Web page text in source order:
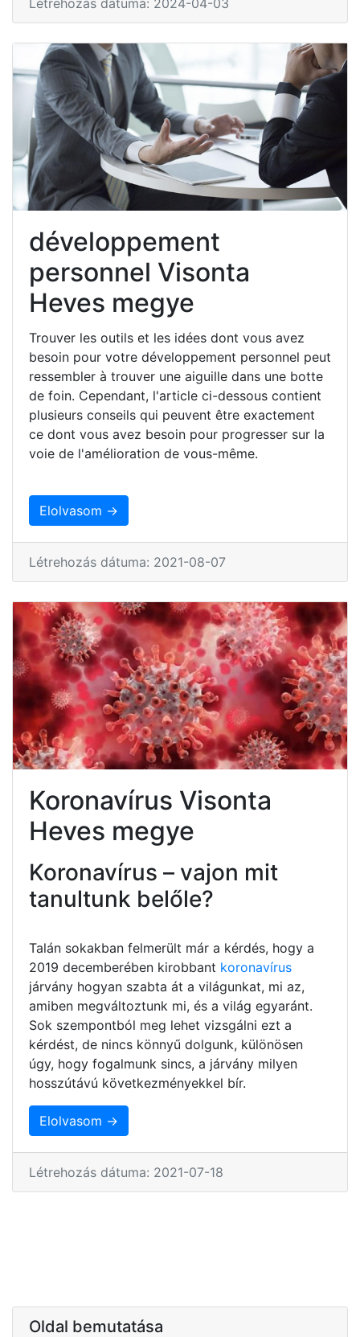
développement
personnel Visonta
Heves megye
Trouver les outils et les idées dont vous avez
besoin pour votre développement personnel peut
ressembler à trouver une aiguille dans une botte
de foin. Cependant, l'article ci-dessous contient
plusieurs conseils qui peuvent être exactement
ce dont vous avez besoin pour progresser sur la
voie de l'amélioration de vous-même.
Elolvasom →
Létrehozás dátuma: 2021-08-07
Koronavírus Visonta
Heves megye
Koronavírus – vajon mit
tanultunk belőle?
Talán sokakban felmerült már a kérdés, hogy a
2019 decemberében kirobbant koronavírus
járvány hogyan szabta át a világunkat, mi az,
amiben megváltoztunk mi, és a világ egyaránt.
Sok szempontból meg lehet vizsgálni ezt a
kérdést, de nincs könnyű dolgunk, különösen
úgy, hogy fogalmunk sincs, a járvány milyen
hosszútávú következményekkel bír.
Elolvasom →
Létrehozás dátuma: 2021-07-18
Oldal bemutatása